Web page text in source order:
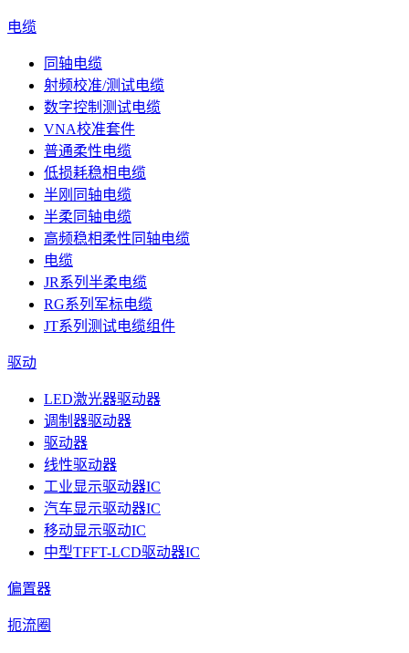
电缆
同轴电缆
射频校准/测试电缆
数字控制测试电缆
VNA校准套件
普通柔性电缆
低损耗稳相电缆
半刚同轴电缆
半柔同轴电缆
高频稳相柔性同轴电缆
电缆
JR系列半柔电缆
RG系列军标电缆
JT系列测试电缆组件
驱动
LED激光器驱动器
调制器驱动器
驱动器
线性驱动器
工业显示驱动器IC
汽车显示驱动器IC
移动显示驱动IC
中型TFFT-LCD驱动器IC
偏置器
扼流圈